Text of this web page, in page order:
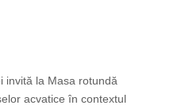
invită la Masa rotundă
acvatice în contextul